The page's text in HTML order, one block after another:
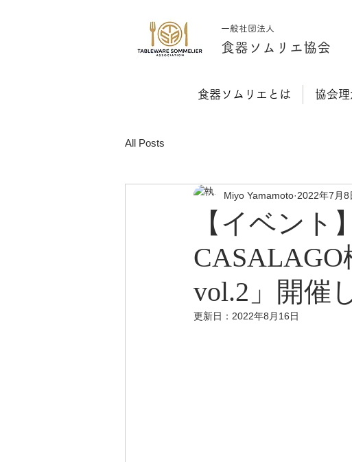
一般社団法人
​食器ソムリエ協会
食器ソムリエとは 協会理
All Posts
【イベント
vol.2」開催
Miyo Yamamoto 2022年7月8
更新日： 2022年8月16日